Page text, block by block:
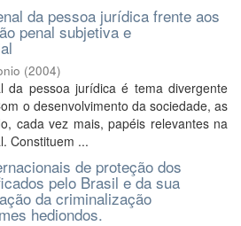
da pessoa jurídica frente aos
penal subjetiva e
(2004)
da pessoa jurídica é tema divergente
o desenvolvimento da sociedade, as
cada vez mais, papéis relevantes na
Constituem ...
de proteção dos
pelo Brasil e da sua
da criminalização
hediondos.